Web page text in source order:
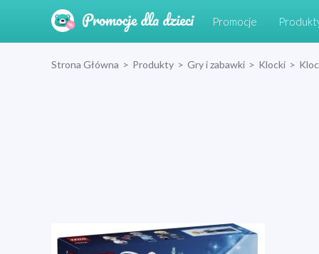
Promocje
Strona Główna > Produkty > Gry i zabawki > Klocki >